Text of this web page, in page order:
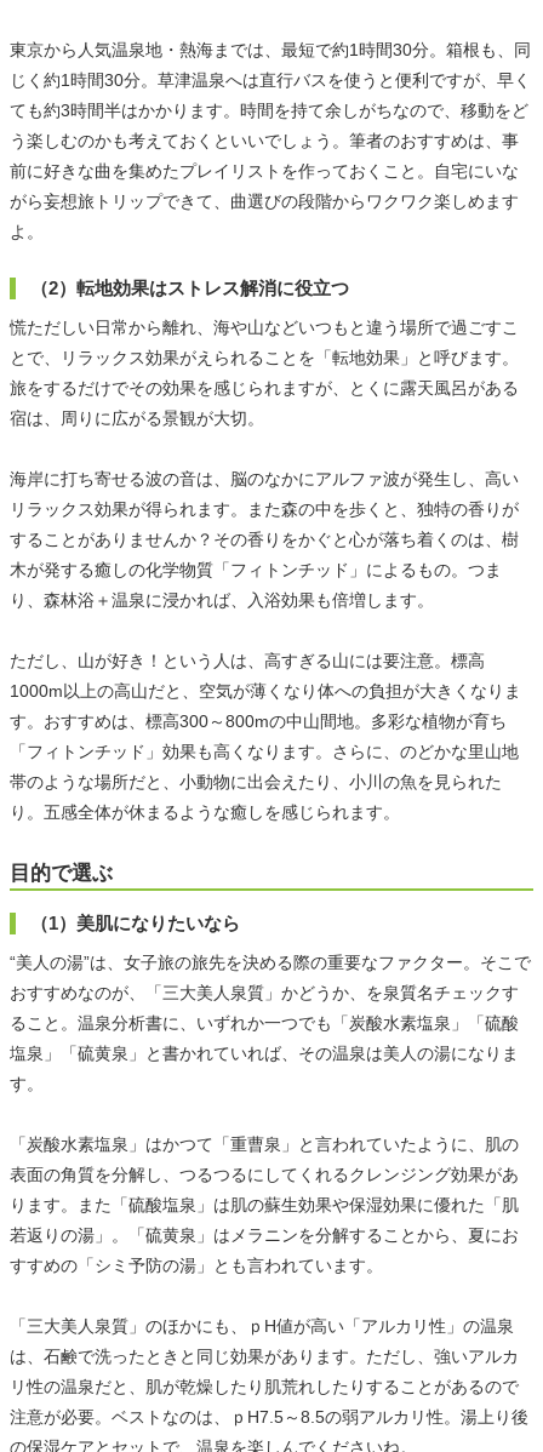
東京から人気温泉地・熱海までは、最短で約1時間30分。箱根も、同
じく約1時間30分。草津温泉へは直行バスを使うと便利ですが、早く
ても約3時間半はかかります。時間を持て余しがちなので、移動をど
う楽しむのかも考えておくといいでしょう。筆者のおすすめは、事
前に好きな曲を集めたプレイリストを作っておくこと。自宅にいな
がら妄想旅トリップできて、曲選びの段階からワクワク楽しめます
よ。
（2）転地効果はストレス解消に役立つ
慌ただしい日常から離れ、海や山などいつもと違う場所で過ごすこ
とで、リラックス効果がえられることを「転地効果」と呼びます。
旅をするだけでその効果を感じられますが、とくに露天風呂がある
宿は、周りに広がる景観が大切。
海岸に打ち寄せる波の音は、脳のなかにアルファ波が発生し、高い
リラックス効果が得られます。また森の中を歩くと、独特の香りが
することがありませんか？その香りをかぐと心が落ち着くのは、樹
木が発する癒しの化学物質「フィトンチッド」によるもの。つま
り、森林浴＋温泉に浸かれば、入浴効果も倍増します。
ただし、山が好き！という人は、高すぎる山には要注意。標高
1000m以上の高山だと、空気が薄くなり体への負担が大きくなりま
す。おすすめは、標高300～800mの中山間地。多彩な植物が育ち
「フィトンチッド」効果も高くなります。さらに、のどかな里山地
帯のような場所だと、小動物に出会えたり、小川の魚を見られた
り。五感全体が休まるような癒しを感じられます。
目的で選ぶ
（1）美肌になりたいなら
“美人の湯”は、女子旅の旅先を決める際の重要なファクター。そこで
おすすめなのが、「三大美人泉質」かどうか、を泉質名チェックす
ること。温泉分析書に、いずれか一つでも「炭酸水素塩泉」「硫酸
塩泉」「硫黄泉」と書かれていれば、その温泉は美人の湯になりま
す。
「炭酸水素塩泉」はかつて「重曹泉」と言われていたように、肌の
表面の角質を分解し、つるつるにしてくれるクレンジング効果があ
ります。また「硫酸塩泉」は肌の蘇生効果や保湿効果に優れた「肌
若返りの湯」。「硫黄泉」はメラニンを分解することから、夏にお
すすめの「シミ予防の湯」とも言われています。
「三大美人泉質」のほかにも、ｐH値が高い「アルカリ性」の温泉
は、石鹸で洗ったときと同じ効果があります。ただし、強いアルカ
リ性の温泉だと、肌が乾燥したり肌荒れしたりすることがあるので
注意が必要。ベストなのは、ｐH7.5～8.5の弱アルカリ性。湯上り後
の保湿ケアとセットで、温泉を楽しんでくださいね。